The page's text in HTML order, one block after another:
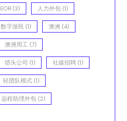
EOR (3) 人力外包 (1)
数字游民 (1) 澳洲 (4)
澳洲用工 (7)
猎头公司 (1) 社媒招聘 (1)
轻团队模式 (1)
远程助理外包 (2)